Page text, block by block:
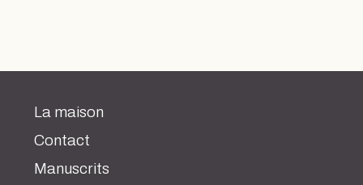
La maison
Contact
Manuscrits